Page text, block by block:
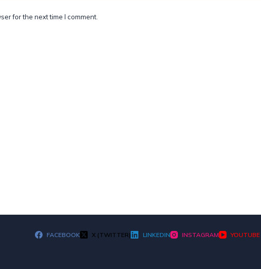
for the next time I comment.
FACEBOOK X (TWITTER) LINKEDIN INSTAGRAM YOUTUBE